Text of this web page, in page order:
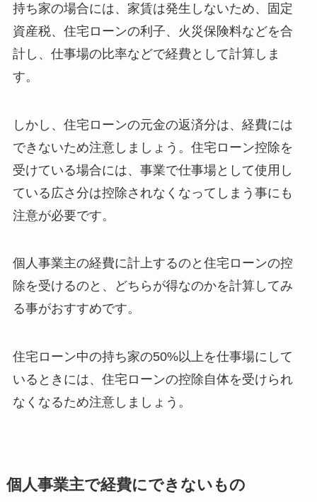
持ち家の場合には、家賃は発生しないため、固定
資産税、住宅ローンの利子、火災保険料などを合
計し、仕事場の比率などで経費として計算しま
す。
しかし、住宅ローンの元金の返済分は、経費には
できないため注意しましょう。住宅ローン控除を
受けている場合には、事業で仕事場として使用し
ている広さ分は控除されなくなってしまう事にも
注意が必要です。
個人事業主の経費に計上するのと住宅ローンの控
除を受けるのと、どちらが得なのかを計算してみ
る事がおすすめです。
住宅ローン中の持ち家の50%以上を仕事場にして
いるときには、住宅ローンの控除自体を受けられ
なくなるため注意しましょう。
個人事業主で経費にできないもの